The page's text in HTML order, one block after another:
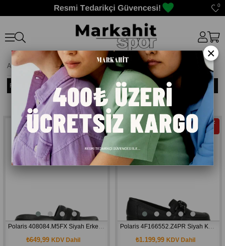
0
Anasayfa>Polaris
Filtreleme Sıralama
₺649,99KDV Dahil
Ücretsiz
Kargo
₺1.199,99 KDV Dahil
Ücretsiz
Kargo
×